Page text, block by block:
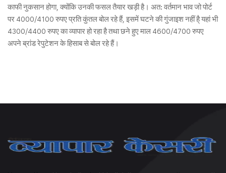
काफी नुकसान होगा, क्योंकि उनकी फसल तैयार खड़ी है। अत: वर्तमान भाव जो पोर्ट
पर 4000/4100 रुपए प्रति कुंतल बोल रहे हैं, इसमें घटने की गुंजाइश नहीं है् यहां भी
4300/4400 रुपए का व्यापार हो रहा है तथा छने हुए माल 4600/4700 रुपए
अपने ब्रांड रेपुटेशन के हिसाब से बोल रहे हैं।